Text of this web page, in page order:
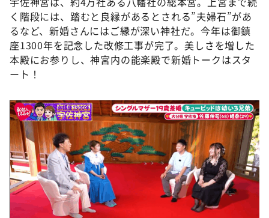
（news おかえり）
DAIGOも台所 ～きょうの献立 何にする？～
本日はダイアンなり！シーズン２
朝だ！生です旅サラダ
ＬＩＦＥ～夢のカタチ～
新婚さんいらっしゃい！
ポツンと一軒家
ザキ山小屋本館
ぺこぱのまるスポ
アナ回覧板
く階段には、踏むと良縁があるとされる”夫婦石”があ
るなど、新婚さんにはご縁が深い神社だ。今年は御鎮
座1300年を記念した改修工事が完了。美しさを増した
本殿にお参りし、神宮内の能楽殿で新婚トークはスタ
ート！